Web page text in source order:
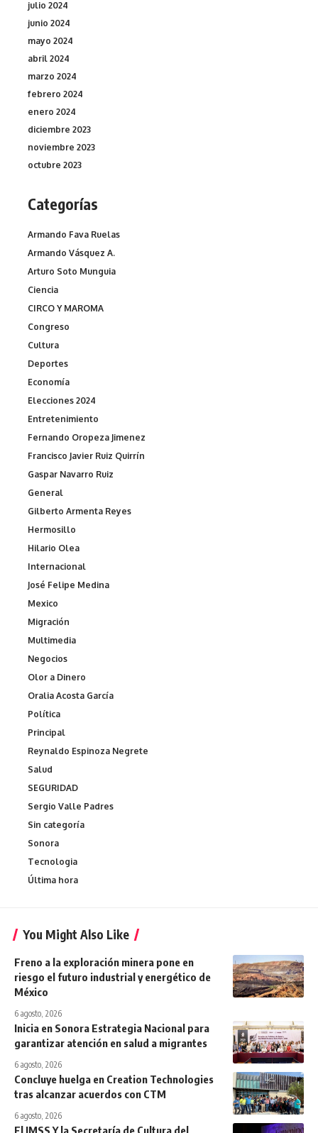
julio 2024
junio 2024
mayo 2024
abril 2024
marzo 2024
febrero 2024
enero 2024
diciembre 2023
noviembre 2023
octubre 2023
Categorías
Armando Fava Ruelas
Armando Vásquez A.
Arturo Soto Munguia
Ciencia
CIRCO Y MAROMA
Congreso
Cultura
Deportes
Economía
Elecciones 2024
Entretenimiento
Fernando Oropeza Jimenez
Francisco Javier Ruiz Quirrín
Gaspar Navarro Ruiz
General
Gilberto Armenta Reyes
Hermosillo
Hilario Olea
Internacional
José Felipe Medina
Mexico
Migración
Multimedia
Negocios
Olor a Dinero
Oralia Acosta García
Política
Principal
Reynaldo Espinoza Negrete
Salud
SEGURIDAD
Sergio Valle Padres
Sin categoría
Sonora
Tecnologia
Última hora
You Might Also Like
Freno a la exploración minera pone en
riesgo el futuro industrial y energético de
México
6 agosto, 2026
Inicia en Sonora Estrategia Nacional para
garantizar atención en salud a migrantes
6 agosto, 2026
Concluye huelga en Creation Technologies
tras alcanzar acuerdos con CTM
6 agosto, 2026
El IMSS Y la Secretaría de Cultura del